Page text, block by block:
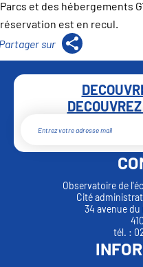
Parcs et des hébergements
réservation est en recul.
Observatoire de
Cité
34 avenue
tél. :